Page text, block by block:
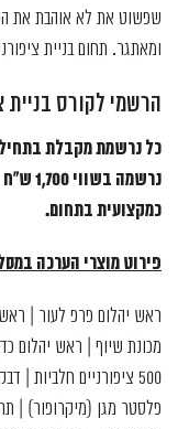
שפשוט את לא אוהבת את
ומאתגר. תחום בניית
הרשמי לקורס בניית
כל נרשמת מקבלת
נרשמה בשווי 1,700 ש"ח – 5,100 ש"ח
כמקצועית בתחום.
פירוט מוצרי הערכה
ראש יהלום פרפ לעור |
מכונת שיוף | ראש יהלום
500 ציפורניים חלביות | דבק עם מכחול | חלוק סינר
פלסטר מגן (מיקרופור) |